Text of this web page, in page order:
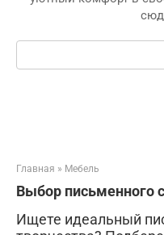
Поиск:
Главная » Мебель
Выбор письменного
Ищете идеальный